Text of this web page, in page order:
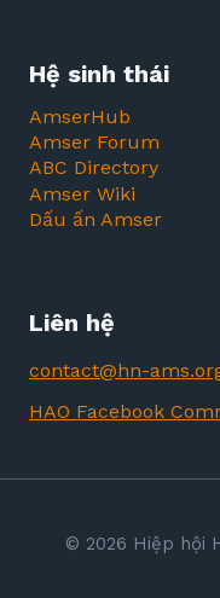
Hệ sinh thái
AmserHub
Amser Forum
ABC Directory
Amser Wiki
Dấu ấn Amser
Liên hệ
contact@hn-
HAO Facebook
© 2026 Hiệp hội